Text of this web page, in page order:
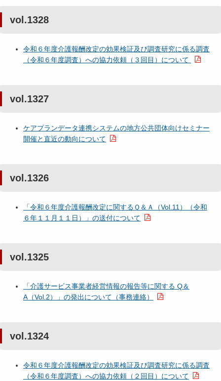
vol.1328
令和６年度介護報酬改定の効果検証及び調査研究に係る調査
（令和６年度調査）への協力依頼（３回目）について
vol.1327
ケアプランデータ連携システムの地方公共団体向けセミナー
開催と直近の動向について
vol.1326
「令和６年度介護報酬改定に関するＱ＆Ａ（Vol.11）（令和
６年１１月１１日）」の送付について
vol.1325
「介護サービス事業者経営情報の報告等に関する Q＆
A（Vol.2）」の発出について（事務連絡）
vol.1324
令和６年度介護報酬改定の効果検証及び調査研究に係る調査
（令和６年度調査）への協力依頼（２回目）について